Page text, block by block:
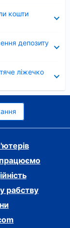
кошти
депозиту
ліжечко
рабству